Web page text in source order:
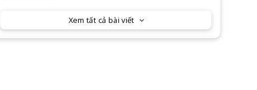
Xem tất cả bài viết